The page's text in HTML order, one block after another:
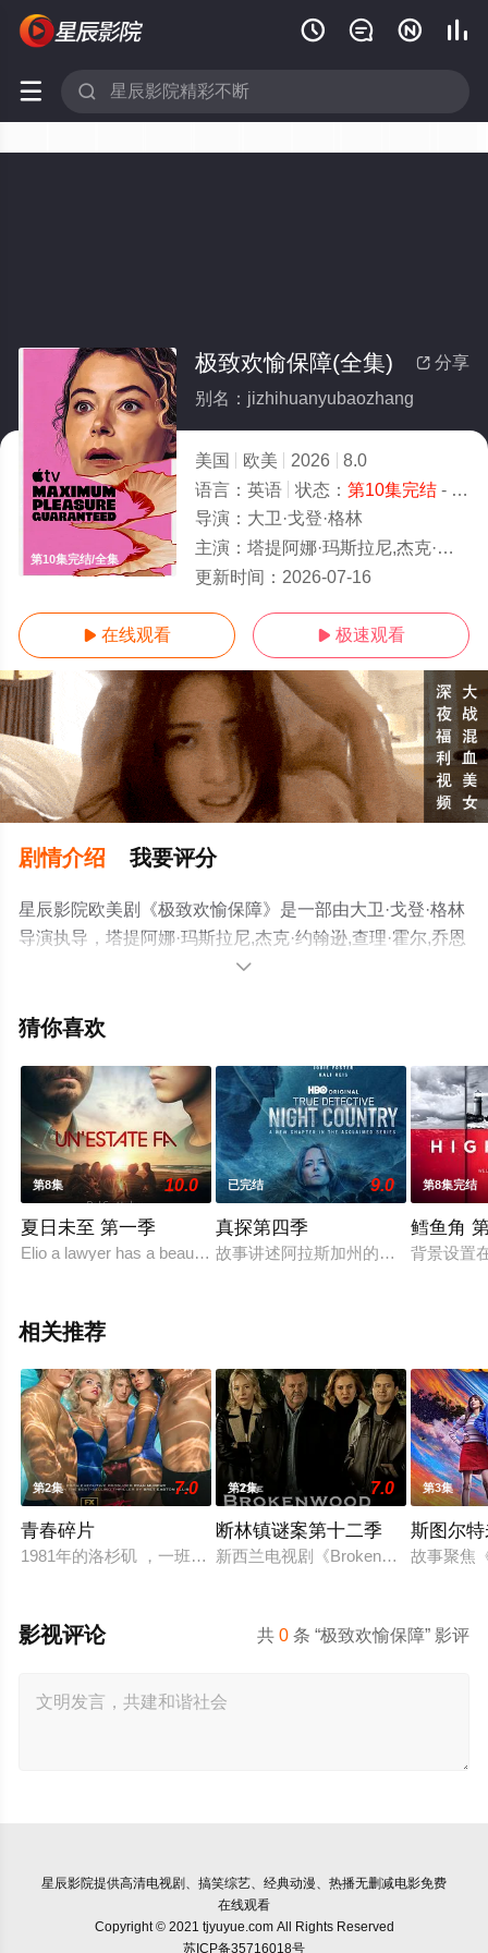
   
 
第10集完结/全集
 分享
极致欢愉保障(全集)
别名：jizhihuanyubaozhang
美国 欧美 2026
8.0
语言： 英语 状态： 第10集完结- 免费在线观看
导演： 大卫·戈登·格林
主演： 塔提阿娜·玛斯拉尼,杰克·约翰逊,查理·霍尔,乔恩·迈克尔·希尔,杰西·霍奇斯,Jianna,Platon,Nola,Wa
更新时间： 2026-07-16
 在线观看  极速观看
剧情介绍 我要评分
星辰影院欧美剧《极致欢愉保障》是一部由大卫·戈登·格林
导演执导，塔提阿娜·玛斯拉尼,杰克·约翰逊,查理·霍尔,乔恩
詹妮弗·费林,塔拉·萨莫
瑞·金斯堡,Br等演员精彩演绎的美国电视剧，大结局剧情已
揭晓（第10集完结），手机免费观看高清未删减完整版电
视剧全集就来星辰影视，更多相关信息可移步至豆瓣电视
剧、电视猫或剧情网等平台了解。

猜你喜欢
第8集 10.0
夏日未至 第一季
Elio a lawyer has a beautiful family but he became the top su
已完结 9.0
真探第四季
故事讲述阿拉斯加州的Ennis迎来了
第8集完结
鳕鱼角
背景设置
相关推荐
第2集 7.0
青春碎片
1981年的洛杉矶 ，一班精英名校的高中生原本过住灿烂生活，
第2集 7.0
断林镇谜案第十二季
新西兰电视剧《Brokenwood
第3集
斯图尔
故事聚焦
共0 条 “极致欢愉保障” 影评
影视评论
星辰影院提供高清电视剧、搞笑综艺、经典动漫、热播无删减电影免费
在线观看
Copyright © 2021 tjyuyue.com All Rights Reserved
苏ICP备35716018号